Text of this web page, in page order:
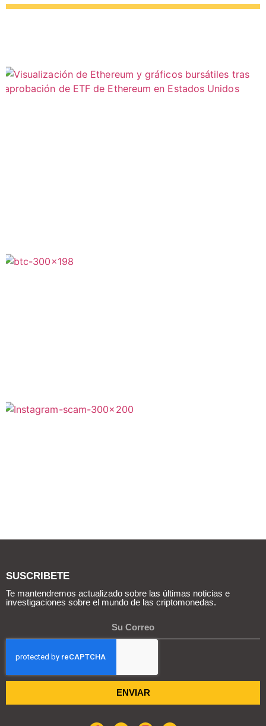
SUSCRIBETE
Te mantendremos actualizado sobre las últimas noticias e
investigaciones sobre el mundo de las criptomonedas.
ENVIAR